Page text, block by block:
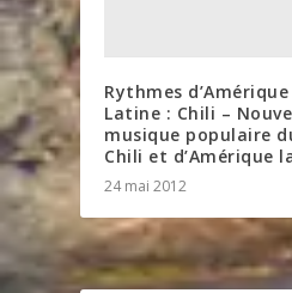
Rythmes d’Amérique
Latine : Chili –
musique populaire
Chili et d’Amérique
24 mai 2012